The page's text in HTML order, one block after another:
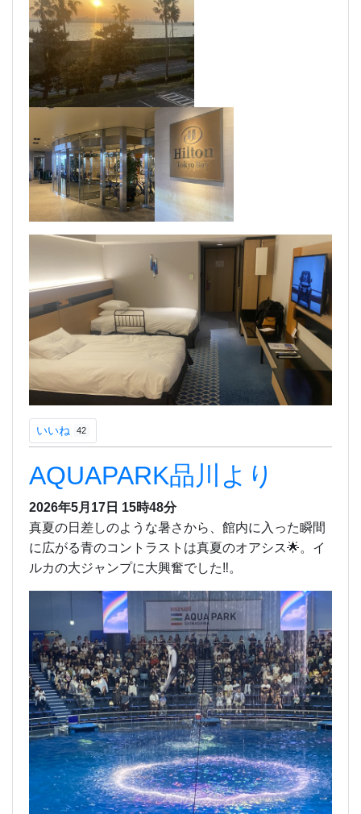
いいね 42
AQUAPARK品川より
2026年5月17日 15時48分
真夏の日差しのような暑さから、館内に入った瞬間
に広がる青のコントラストは真夏のオアシス🌟。イ
ルカの大ジャンプに大興奮でした‼️。